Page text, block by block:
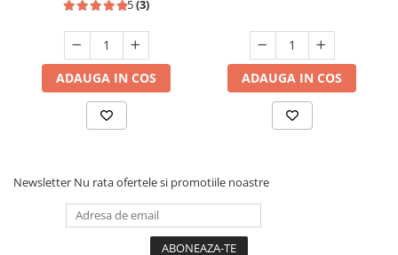
5(3)
ADAUGA IN COS ADAUGA IN COS
Newsletter Nu rata ofertele si promotiile noastre